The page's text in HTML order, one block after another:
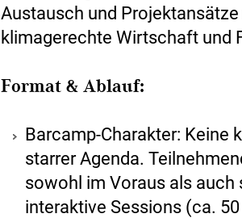
Austausch und
klimagerechte Wirtschaft und
Format & Ablauf:
Barcamp-Charakter: Keine
starrer Agenda.
sowohl im Voraus als
interaktive Sessions (ca.